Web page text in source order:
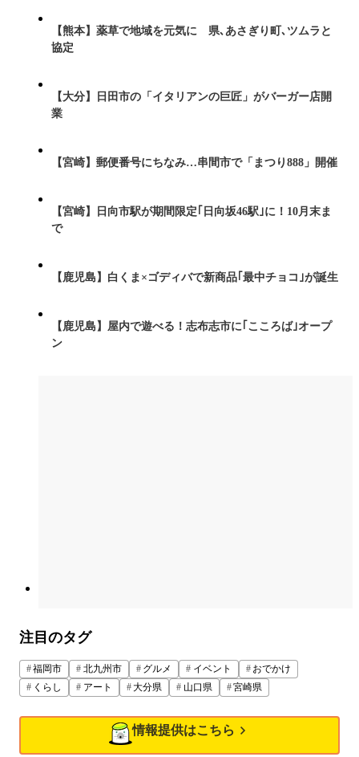
【熊本】薬草で地域を元気に 県､あさぎり町､ツムラと
協定
【大分】日田市の「イタリアンの巨匠」がバーガー店開
業
【宮崎】郵便番号にちなみ…串間市で「まつり888」開催
【宮崎】日向市駅が期間限定｢日向坂46駅｣に！10月末ま
で
【鹿児島】白くま×ゴディバで新商品｢最中チョコ｣が誕生
【鹿児島】屋内で遊べる！志布志市に｢こころば｣オープ
ン
注目のタグ
福岡市 北九州市 グルメ イベント
おでかけ
くらし
アート 大分県 山口県 宮崎県
情報提供はこちら